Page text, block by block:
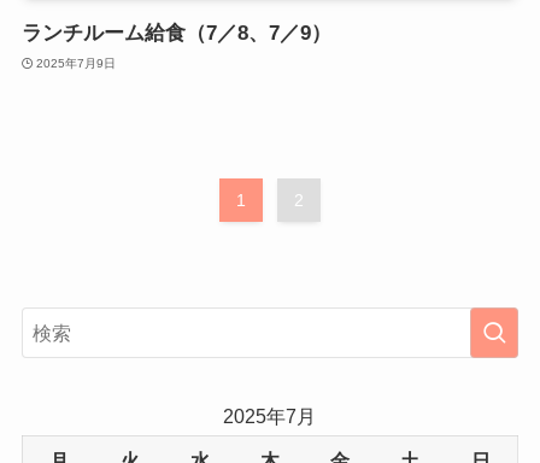
ランチルーム給食（7／8、7／9）
2025年7月9日
1 2
2025年7月